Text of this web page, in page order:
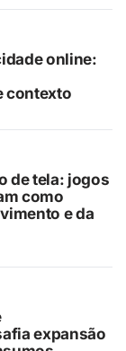
online:
contexto
de tela: jogos
como
e da
expansão